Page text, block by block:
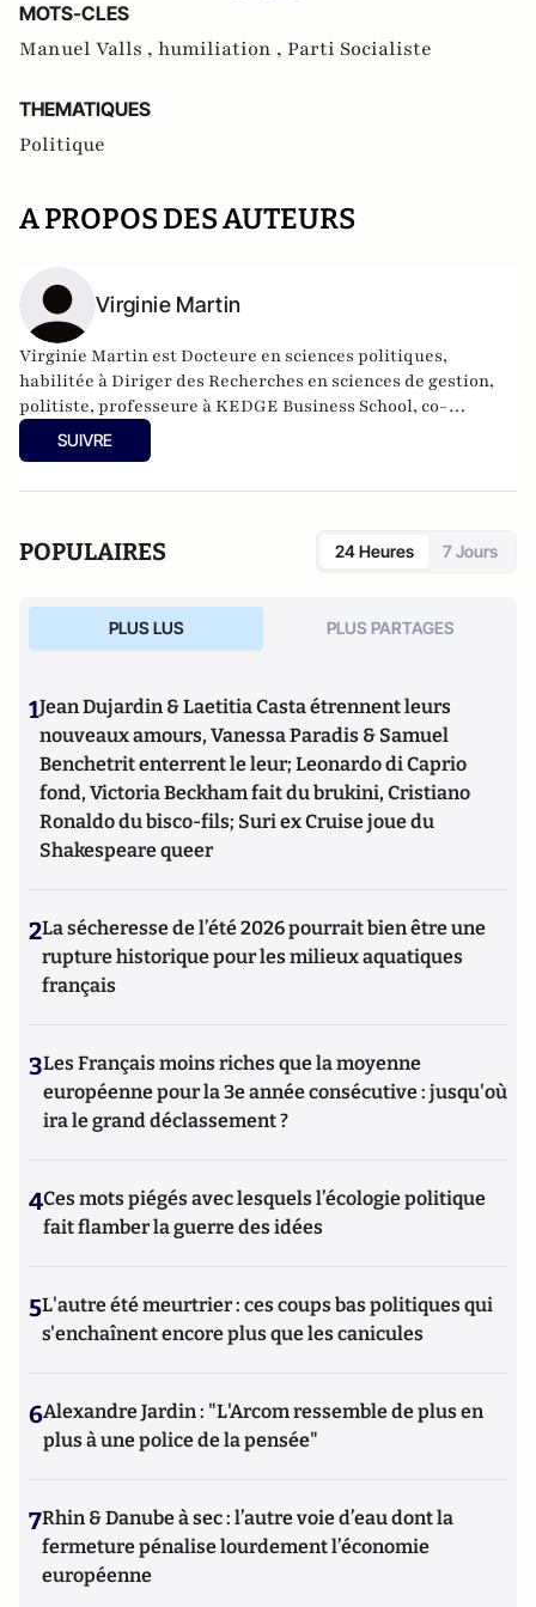
MOTS-CLES
Manuel Valls , humiliation , Parti Socialiste
THEMATIQUES
Politique
A PROPOS DES AUTEURS
Virginie Martin
Virginie Martin est Docteure en sciences politiques,
habilitée à Diriger des Recherches en sciences de gestion,
politiste, professeure à KEDGE Business School, co-
responsable du comité scientifique de la Revue Politique et
Parlementaire.
SUIVRE
POPULAIRES 24 Heures 7 Jours
PLUS LUS PLUS PARTAGES
1Jean Dujardin & Laetitia Casta étrennent leurs
nouveaux amours, Vanessa Paradis & Samuel
Benchetrit enterrent le leur; Leonardo di Caprio
fond, Victoria Beckham fait du brukini, Cristiano
Ronaldo du bisco-fils; Suri ex Cruise joue du
Shakespeare queer
2La sécheresse de l’été 2026 pourrait bien être une
rupture historique pour les milieux aquatiques
français
3Les Français moins riches que la moyenne
européenne pour la 3e année consécutive : jusqu'où
ira le grand déclassement ?
4Ces mots piégés avec lesquels l’écologie politique
fait flamber la guerre des idées
5L'autre été meurtrier : ces coups bas politiques qui
s'enchaînent encore plus que les canicules
6Alexandre Jardin : "L'Arcom ressemble de plus en
plus à une police de la pensée"
7Rhin & Danube à sec : l’autre voie d’eau dont la
fermeture pénalise lourdement l’économie
européenne